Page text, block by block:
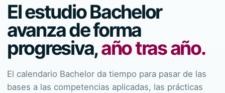
El estudio Bachelor
avanza de forma
progresiva,año tras año.
El calendario Bachelor da tiempo para pasar de las
bases a las competencias aplicadas, las prácticas